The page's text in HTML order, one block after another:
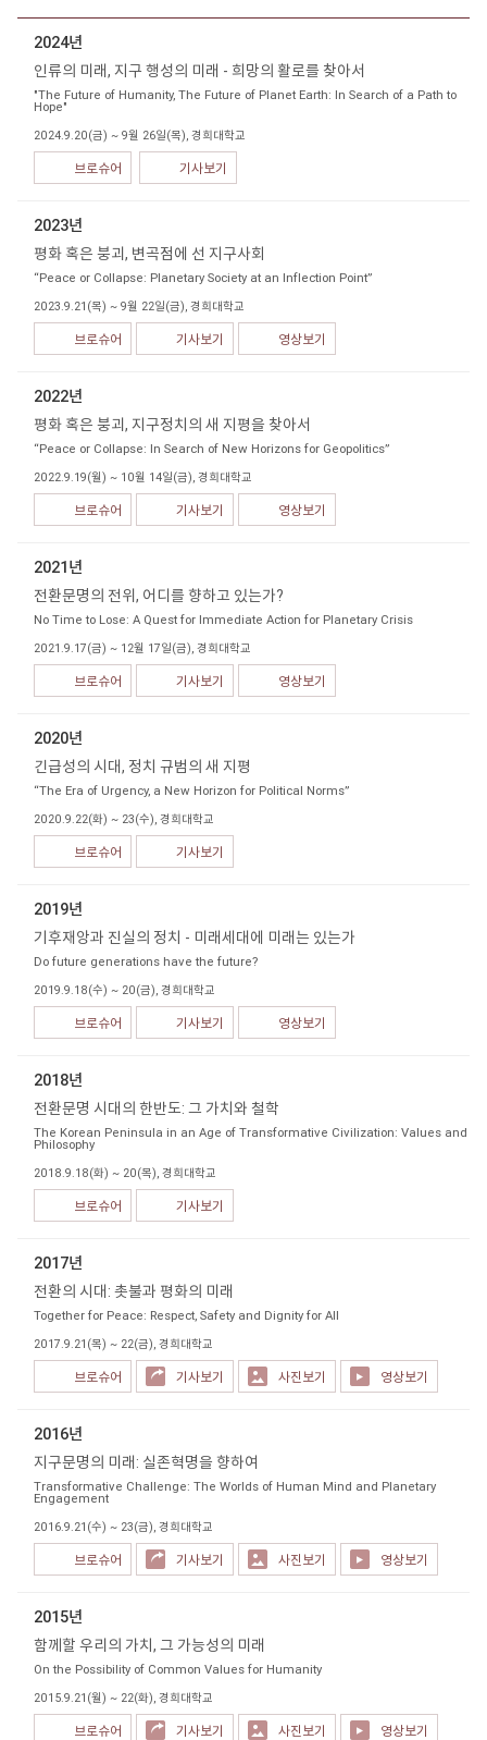
2024년
인류의 미래, 지구 행성의 미래 - 희망의 활로를 찾아서
"The Future of Humanity, The Future of Planet Earth: In Search of a Path to
Hope"
2024.9.20(금) ~ 9월 26일(목), 경희대학교
브로슈어 기사보기
2023년
평화 혹은 붕괴, 변곡점에 선 지구사회
“Peace or Collapse: Planetary Society at an Inflection Point”
2023.9.21(목) ~ 9월 22일(금), 경희대학교
브로슈어 기사보기 영상보기
2022년
평화 혹은 붕괴, 지구정치의 새 지평을 찾아서
“Peace or Collapse: In Search of New Horizons for Geopolitics”
2022.9.19(월) ~ 10월 14일(금), 경희대학교
브로슈어 기사보기 영상보기
2021년
전환문명의 전위, 어디를 향하고 있는가?
No Time to Lose: A Quest for Immediate Action for Planetary Crisis
2021.9.17(금) ~ 12월 17일(금), 경희대학교
브로슈어 기사보기 영상보기
2020년
긴급성의 시대, 정치 규범의 새 지평
“The Era of Urgency, a New Horizon for Political Norms”
2020.9.22(화) ~ 23(수), 경희대학교
브로슈어 기사보기
2019년
기후재앙과 진실의 정치 - 미래세대에 미래는 있는가
Do future generations have the future?
2019.9.18(수) ~ 20(금), 경희대학교
브로슈어 기사보기 영상보기
2018년
전환문명 시대의 한반도: 그 가치와 철학
The Korean Peninsula in an Age of Transformative Civilization: Values and
Philosophy
2018.9.18(화) ~ 20(목), 경희대학교
브로슈어 기사보기
2017년
전환의 시대: 촛불과 평화의 미래
Together for Peace: Respect, Safety and Dignity for All
2017.9.21(목) ~ 22(금), 경희대학교
브로슈어 기사보기 사진보기 영상보기
2016년
지구문명의 미래: 실존혁명을 향하여
Transformative Challenge: The Worlds of Human Mind and Planetary
Engagement
2016.9.21(수) ~ 23(금), 경희대학교
브로슈어 기사보기 사진보기 영상보기
2015년
함께할 우리의 가치, 그 가능성의 미래
On the Possibility of Common Values for Humanity
2015.9.21(월) ~ 22(화), 경희대학교
브로슈어 기사보기 사진보기 영상보기